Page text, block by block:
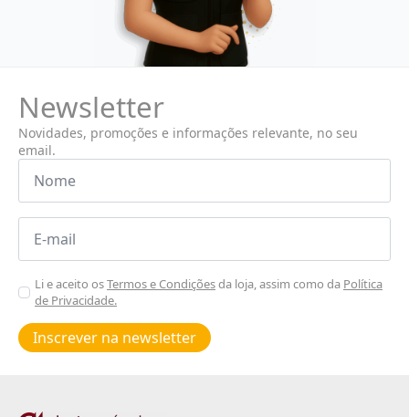
Newsletter
Novidades, promoções e informações relevante, no seu
email.
Nome
Email
Aceitar
Poiticas
de
privacidade
Li e aceito osTermos e Condiçõesda loja, assim como da Política
de Privacidade.
Inscrever na newsletter